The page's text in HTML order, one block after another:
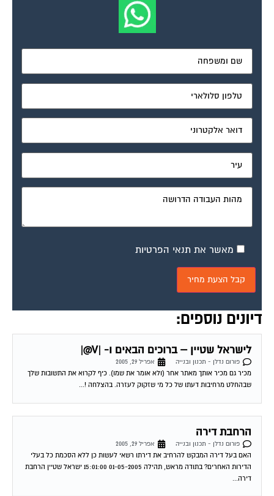
מאשר את תנאי הפרטיות
דיונים נוספים:
לישראל שטיין – ברוכים הבאים ו- |V@|
פורום נדלן - תכנון ובנייה
אפריל 29, 2005
מכיר גם מכיר אותך מאתר אחר (ולא אומר את שמו). כיף לקרוא את התשובות שלך
שבהחלט מרחיבות דעתו של כל מי שזקוק לעזרה. בהצלחה !...
הרחבת דירה
פורום נדלן - תכנון ובנייה
אפריל 29, 2005
האם בעל דירה המבקש להרחיב את דירתו רשאי לעשות כן ללא הסכמת כל בעלי
הדירות האחרים? בתודה מראש, תהילה 01-05-2005 15:01:00 ישראל שטיין הרחבת
דירה...